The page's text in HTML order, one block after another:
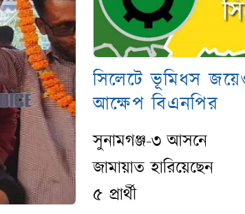
সিলেটে ভূমিধস
আক্ষেপ বিএনপির
সুনামগঞ্জ-৩ আসনে
জামায়াত হারিয়েছেন
৫ প্রার্থী